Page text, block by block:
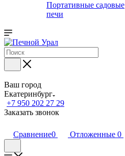
Портативные садовые
печи
Ваш город
Екатеринбург
+7 950 202 27 29
Заказать звонок
Сравнение0 Отложенные 0